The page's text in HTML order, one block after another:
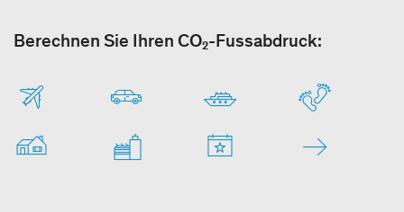
Berechnen Sie Ihren CO₂-Fussabdruck: